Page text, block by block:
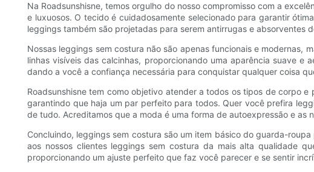
Na Roadsunshisne, temos orgulho do nosso compromisso com a
e luxuosos. O tecido é cuidadosamente selecionado para garantir
leggings também são projetadas para serem antirrugas e
Nossas leggings sem costura não são apenas funcionais e modernas,
linhas visíveis das calcinhas, proporcionando uma aparência suave
dando a você a confiança necessária para conquistar qualquer coisa
Roadsunshisne tem como objetivo atender a todos os tipos de corpo
garantindo que haja um par perfeito para todos. Quer você prefira
de tudo. Acreditamos que a moda é uma forma de autoexpressão e
Concluindo, leggings sem costura são um item básico do guarda-
aos nossos clientes leggings sem costura da mais alta qualidade
proporcionando um ajuste perfeito que faz você parecer e se sentir